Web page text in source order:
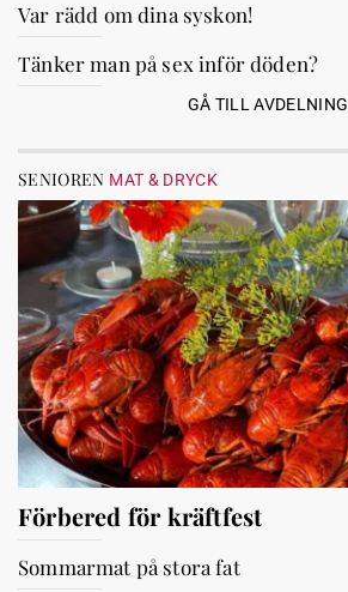
Var rädd om dina syskon!
Tänker man på sex inför döden?
GÅ TILL AVDELNING
SENIOREN MAT & DRYCK
Förbered för kräftfest
Sommarmat på stora fat